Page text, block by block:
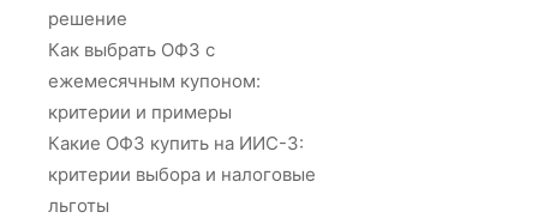
решение
Как выбрать ОФЗ с
ежемесячным купоном:
критерии и примеры
Какие ОФЗ купить на ИИС-3:
критерии выбора и налоговые
льготы